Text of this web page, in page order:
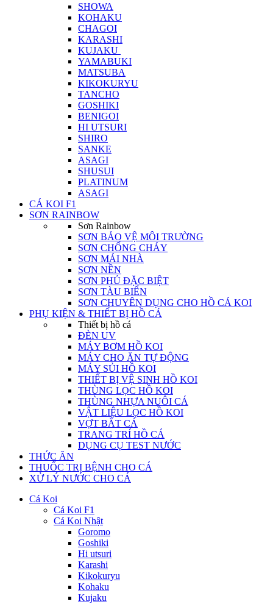
SHOWA
KOHAKU
CHAGOI
KARASHI
KUJAKU
YAMABUKI
MATSUBA
KIKOKURYU
TANCHO
GOSHIKI
BENIGOI
HI UTSURI
SHIRO
SANKE
ASAGI
SHUSUI
PLATINUM
ASAGI
CÁ KOI F1
SƠN RAINBOW
Sơn Rainbow
SƠN BẢO VỆ MÔI TRƯỜNG
SƠN CHỐNG CHÁY
SƠN MÁI NHÀ
SƠN NỀN
SƠN PHỦ ĐẶC BIỆT
SƠN TÀU BIỂN
SƠN CHUYÊN DỤNG CHO HỒ CÁ KOI
PHỤ KIỆN & THIẾT BỊ HỒ CÁ
Thiết bị hồ cá
ĐÈN UV
MÁY BƠM HỒ KOI
MÁY CHO ĂN TỰ ĐỘNG
MÁY SỦI HỒ KOI
THIẾT BỊ VỆ SINH HỒ KOI
THÙNG LỌC HỒ KOI
THÙNG NHỰA NUÔI CÁ
VẬT LIỆU LỌC HỒ KOI
VỢT BẮT CÁ
TRANG TRÍ HỒ CÁ
DỤNG CỤ TEST NƯỚC
THỨC ĂN
THUỐC TRỊ BỆNH CHO CÁ
XỬ LÝ NƯỚC CHO CÁ
Cá Koi
Cá Koi F1
Cá Koi Nhật
Goromo
Goshiki
Hi utsuri
Karashi
Kikokuryu
Kohaku
Kujaku